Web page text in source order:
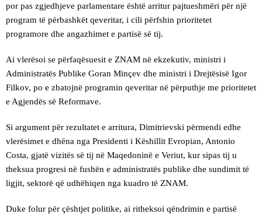
por pas zgjedhjeve parlamentare është arritur pajtueshmëri për një
program të përbashkët qeveritar, i cili përfshin prioritetet
programore dhe angazhimet e partisë së tij.
Ai vlerësoi se përfaqësuesit e ZNAM në ekzekutiv, ministri i
Administratës Publike Goran Minçev dhe ministri i Drejtësisë Igor
Filkov, po e zbatojnë programin qeveritar në përputhje me prioritetet
e Agjendës së Reformave.
Si argument për rezultatet e arritura, Dimitrievski përmendi edhe
vlerësimet e dhëna nga Presidenti i Këshillit Evropian, Antonio
Costa, gjatë vizitës së tij në Maqedoninë e Veriut, kur sipas tij u
theksua progresi në fushën e administratës publike dhe sundimit të
ligjit, sektorë që udhëhiqen nga kuadro të ZNAM.
Duke folur për çështjet politike, ai ritheksoi qëndrimin e partisë